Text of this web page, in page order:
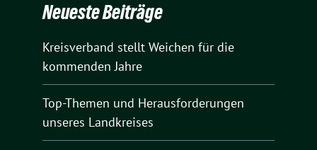
Neueste Beiträge
Kreisverband stellt Weichen für die
kommenden Jahre
Top-Themen und Herausforderungen
unseres Landkreises